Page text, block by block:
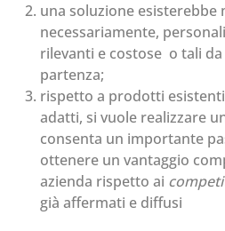
una soluzione esisterebbe
necessariamente,
rilevanti e costose o tali
partenza;
rispetto a prodotti
adatti, si vuole realizzare
consenta un importante
ottenere un vantaggio
azienda rispetto ai
già affermati e diffusi